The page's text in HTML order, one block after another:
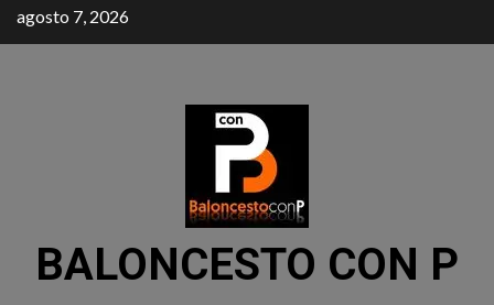
agosto 7, 2026
BALONCESTO CON P